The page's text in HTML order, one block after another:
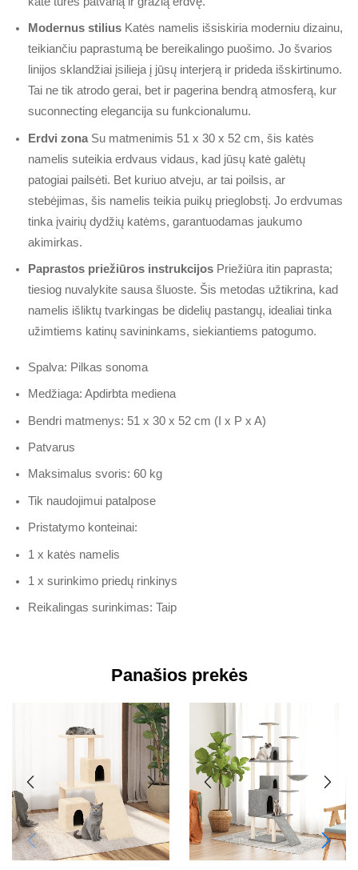
Modernus stilius Katės namelis išsiskiria moderniu dizainu,
teikiančiu paprastumą be bereikalingo puošimo. Jo švarios
linijos sklandžiai įsilieja į jūsų interjerą ir prideda išskirtinumo.
Tai ne tik atrodo gerai, bet ir pagerina bendrą atmosferą, kur
suconnecting elegancija su funkcionalumu.
Erdvi zona Su matmenimis 51 x 30 x 52 cm, šis katės
namelis suteikia erdvaus vidaus, kad jūsų katė galėtų
patogiai pailsėti. Bet kuriuo atveju, ar tai poilsis, ar
stebėjimas, šis namelis teikia puikų prieglobstį. Jo erdvumas
tinka įvairių dydžių katėms, garantuodamas jaukumo
akimirkas.
Paprastos priežiūros instrukcijos Priežiūra itin paprasta;
tiesiog nuvalykite sausa šluoste. Šis metodas užtikrina, kad
namelis išliktų tvarkingas be didelių pastangų, idealiai tinka
užimtiems katinų savininkams, siekiantiems patogumo.
Spalva: Pilkas sonoma
Medžiaga: Apdirbta mediena
Bendri matmenys: 51 x 30 x 52 cm (I x P x A)
Patvarus
Maksimalus svoris: 60 kg
Tik naudojimui patalpose
Pristatymo konteinai:
1 x katės namelis
1 x surinkimo priedų rinkinys
Reikalingas surinkimas: Taip
Panašios prekės